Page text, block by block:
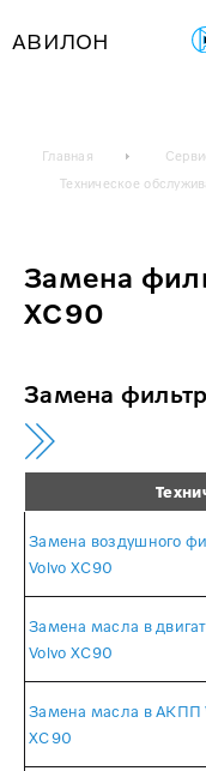
АВИЛОН
Главная
Техническое
Замена
XC90
Замена
Замена воздушного
Volvo XC90
Замена масла в
Volvo XC90
Замена масла в АКПП
XC90